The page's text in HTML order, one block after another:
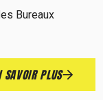
Bureaux
SAVOIR PLUS